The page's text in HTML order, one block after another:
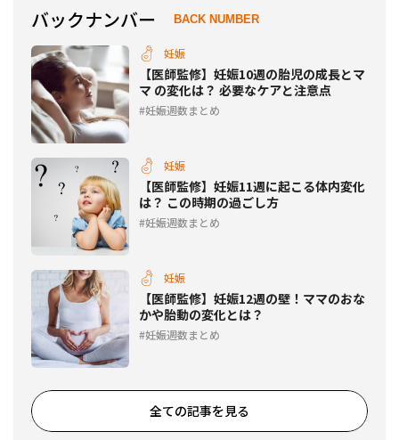
バックナンバー BACK NUMBER
妊娠
【医師監修】妊娠10週の胎児の成長とマ
マ の変化は？ 必要なケアと注意点
妊娠週数まとめ
妊娠
【医師監修】妊娠11週に起こる体内変化
は？ この時期の過ごし方
妊娠週数まとめ
妊娠
【医師監修】妊娠12週の壁！ママのおな
かや胎動の変化とは？
妊娠週数まとめ
全ての記事を見る